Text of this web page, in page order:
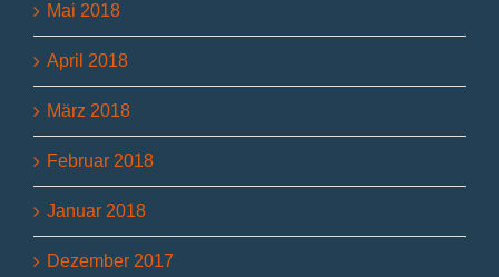
Mai 2018
April 2018
März 2018
Februar 2018
Januar 2018
Dezember 2017